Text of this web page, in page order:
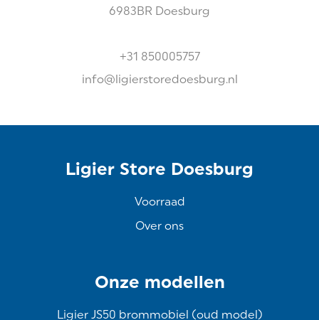
6983BR Doesburg
+31 850005757
info@ligierstoredoesburg.nl
Ligier Store Doesburg
Voorraad
Over ons
Onze modellen
Ligier JS50 brommobiel (oud model)